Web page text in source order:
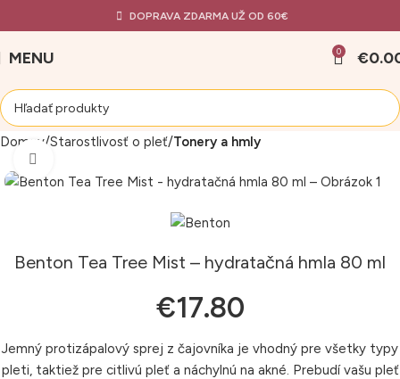
DOPRAVA ZDARMA UŽ OD 60€
MENU 0 €
Domov Starostlivosť o pleť Tonery a hmly
Benton Tea Tree Mist – hydratačná hmla 80 ml
€17.80
Jemný protizápalový sprej z čajovníka je vhodný pre všetky typy
pleti, taktiež pre citlivú pleť a náchylnú na akné. Prebudí vašu pleť